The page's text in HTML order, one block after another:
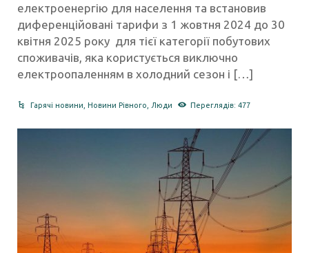
електроенергію для населення та встановив
диференційовані тарифи з 1 жовтня 2024 до 30
квітня 2025 року для тієї категорії побутових
споживачів, яка користується виключно
електроопаленням в холодний сезон і […]
Гарячі новини ,Новини Рівного Люди Переглядів: 477